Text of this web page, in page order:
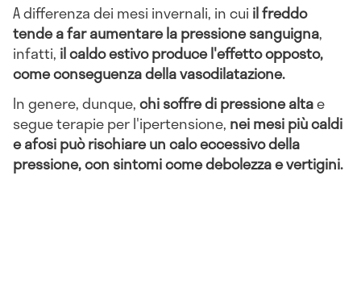
A differenza dei mesi invernali, in cui il freddo
tende a far aumentare la pressione sanguigna,
infatti, il caldo estivo produce l'effetto opposto,
come conseguenza della vasodilatazione.
In genere, dunque,chi soffre di pressione altae
segue terapie per l'ipertensione, nei mesi più caldi
e afosi può rischiare un calo eccessivo della
pressione, con sintomi come debolezza e vertigini.